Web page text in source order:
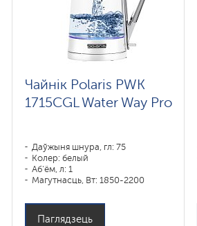
Чайнік Polaris PWK
1715CGL Water Way Pro
Даўжыня шнура, гл: 75
Колер: белый
Аб'ём, л: 1
Магутнасць, Вт: 1850-2200
Паглядзець